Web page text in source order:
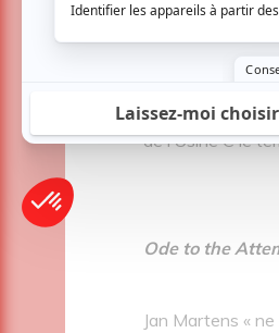
a laissé son
Avec cette
Bronkhorst
de l’Usine C le
Ode to the
Jan Martens «